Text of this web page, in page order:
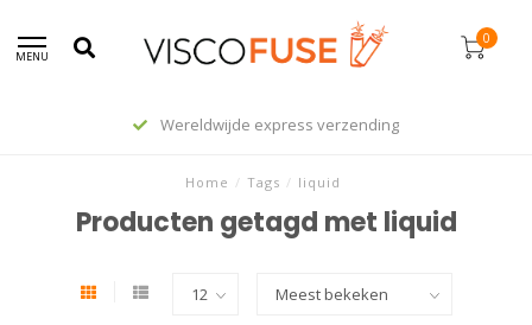
MENU
0
Wereldwijde express verzending
Home / Tags / liquid
Producten getagd met liquid